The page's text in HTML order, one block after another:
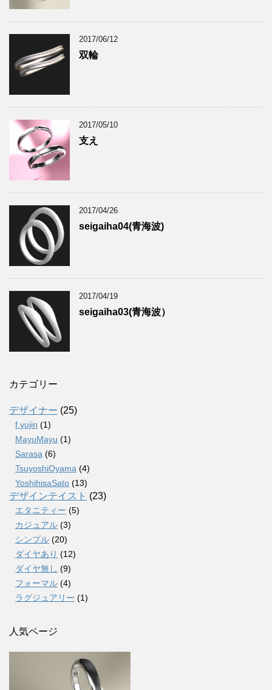
2017/06/12
双輪
2017/05/10
支え
2017/04/26
seigaiha04(青海波)
2017/04/19
seigaiha03(青海波）
カテゴリー
デザイナー (25)
f.yujin (1)
MayuMayu (1)
Sarasa (6)
TsuyoshiOyama (4)
YoshihisaSato (13)
デザインテイスト (23)
エタニティー (5)
カジュアル (3)
シンプル (20)
ダイヤあり (12)
ダイヤ無し (9)
フォーマル (4)
ラグジュアリー (1)
人気ページ